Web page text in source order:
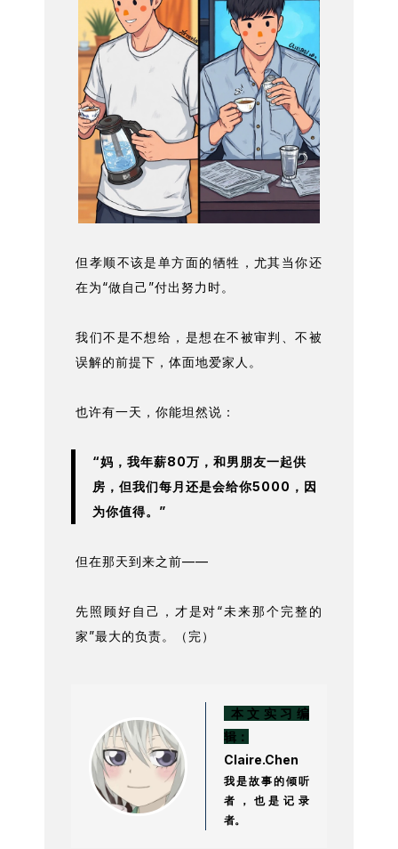
但孝顺不该是单方面的牺牲，尤其当你还
在为“做自己”付出努力时。
我们不是不想给，是想在不被审判、不被
误解的前提下，体面地爱家人。
也许有一天，你能坦然说：
“妈，我年薪80万，和男朋友一起供
房，但我们每月还是会给你5000，因
为你值得。”
但在那天到来之前——
先照顾好自己，才是对“未来那个完整的
家”最大的负责。（完）
本文实习编
辑：
Claire.Chen
我是故事的倾听
者，也是记录
者。